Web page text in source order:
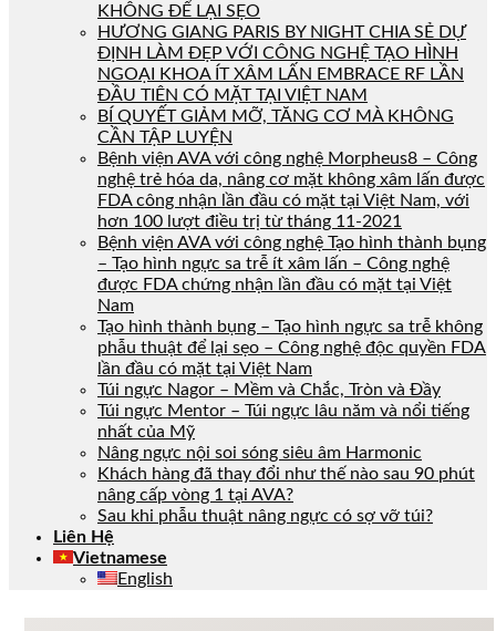
KHÔNG ĐỂ LẠI SẸO
HƯƠNG GIANG PARIS BY NIGHT CHIA SẺ DỰ
ĐỊNH LÀM ĐẸP VỚI CÔNG NGHỆ TẠO HÌNH
NGOẠI KHOA ÍT XÂM LẤN EMBRACE RF LẦN
ĐẦU TIÊN CÓ MẶT TẠI VIỆT NAM
BÍ QUYẾT GIẢM MỠ, TĂNG CƠ MÀ KHÔNG
CẦN TẬP LUYỆN
Bệnh viện AVA với công nghệ Morpheus8 – Công
nghệ trẻ hóa da, nâng cơ mặt không xâm lấn được
FDA công nhận lần đầu có mặt tại Việt Nam, với
hơn 100 lượt điều trị từ tháng 11-2021
Bệnh viện AVA với công nghệ Tạo hình thành bụng
– Tạo hình ngực sa trễ ít xâm lấn – Công nghệ
được FDA chứng nhận lần đầu có mặt tại Việt
Nam
Tạo hình thành bụng – Tạo hình ngực sa trễ không
phẫu thuật để lại sẹo – Công nghệ độc quyền FDA
lần đầu có mặt tại Việt Nam
Túi ngực Nagor – Mềm và Chắc, Tròn và Đầy
Túi ngực Mentor – Túi ngực lâu năm và nổi tiếng
nhất của Mỹ
Nâng ngực nội soi sóng siêu âm Harmonic
Khách hàng đã thay đổi như thế nào sau 90 phút
nâng cấp vòng 1 tại AVA?
Sau khi phẫu thuật nâng ngực có sợ vỡ túi?
Liên Hệ
Vietnamese
English